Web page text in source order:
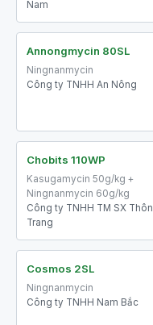
Nam
Annongmycin 80SL
Ningnanmycin
Công ty TNHH An Nông
Chobits 110WP
Kasugamycin 50g/kg +
Ningnanmycin 60g/kg
Công ty TNHH TM SX Thôn
Trang
Cosmos 2SL
Ningnanmycin
Công ty TNHH Nam Bắc